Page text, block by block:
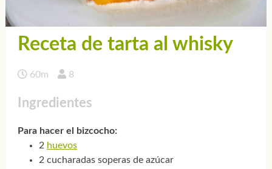
Receta de tarta al whisky
60m 8
Ingredientes
Para hacer el bizcocho:
2 huevos
2 cucharadas soperas de azúcar